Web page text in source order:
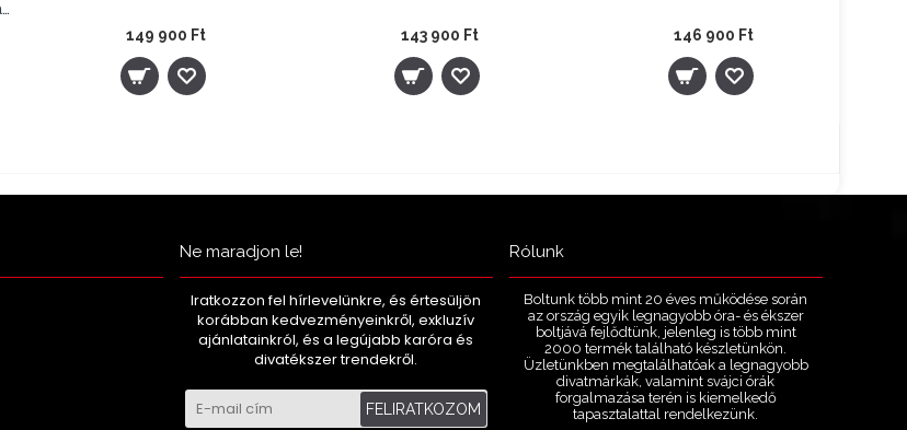
Orient RA-AK0316L30B Férfi Karóra - Contemporary Stretto Sun & Moon Automatic Limited
149 900 Ft 143 900 Ft 146 900 Ft
Ne maradjon le!
Iratkozzon fel hírlevelünkre, és értesüljön
korábban kedvezményeinkről, exkluzív
ajánlatainkról, és a legújabb karóra és
divatékszer trendekről.
FELIRATKOZOM
Rólunk
Boltunk több mint 20 éves működése során
az ország egyik legnagyobb óra- és ékszer
boltjává fejlődtünk, jelenleg is több mint
2000 termék található készletünkön.
Üzletünkben megtalálhatóak a legnagyobb
divatmárkák, valamint svájci órák
forgalmazása terén is kiemelkedő
tapasztalattal rendelkezünk.